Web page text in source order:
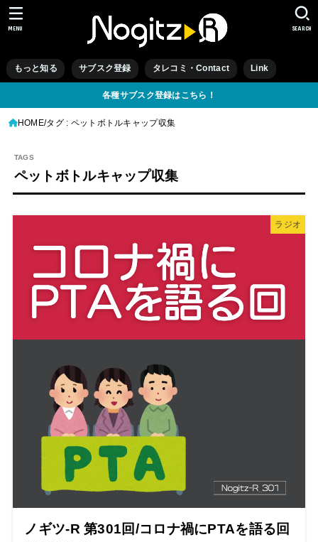
もっと知る サブスク登録 タレコミ・Contact Link
SEARCH
MENU
各種サブスク登録はこちら！
HOME タグ : ペットボトルキャップ収集
ペットボトルキャップ収集
ラジオ
ノギツ-R 第301回/コロナ禍にPTAを語る回